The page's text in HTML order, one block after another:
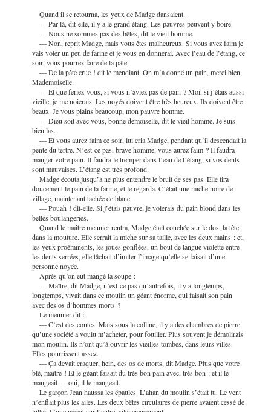
Quand il se retourna, les yeux de Madge dansaient.
— Par là, dit-elle, il y a le grand étang. Les pauvres peuvent y boire.
— Nous ne sommes pas des bêtes, dit le vieil homme.
— Non, reprit Madge, mais vous êtes malheureux. Si vous avez faim je
vais voler un peu de farine et je vous en donnerai. Avec l’eau de l’étang, ce
soir, vous pourrez faire de la pâte.
— De la pâte crue ! dit le mendiant. On m’a donné un pain, merci bien,
Mademoiselle.
— Et que feriez-vous, si vous n’aviez pas de pain ? Moi, si j’étais aussi
vieille, je me noierais. Les noyés doivent être très heureux. Ils doivent être
beaux. Je vous plains beaucoup, mon pauvre homme.
— Dieu soit avec vous, bonne demoiselle, dit le vieil homme. Je suis
bien las.
— Et vous aurez faim ce soir, lui cria Madge, pendant qu’il descendait la
pente du tertre. N’est-ce pas, brave homme, vous aurez faim ? Il faudra
manger votre pain. Il faudra le tremper dans l’eau de l’étang, si vos dents
sont mauvaises. L’étang est très profond.
Madge écouta jusqu’à ne plus entendre le bruit de ses pas. Elle tira
doucement le pain de la farine, et le regarda. C’était une miche noire de
village, maintenant tachée de blanc.
— Pouah ! dit-elle. Si j’étais pauvre, je volerais du pain blond dans les
belles boulangeries.
Quand le maître meunier rentra, Madge était couchée sur le dos, la tête
dans la mouture. Elle serrait la miche sur sa taille, avec les deux mains ; et,
les yeux proéminents, les joues gonflées, un bout de langue violette entre
les dents serrées, elle tâchait d’imiterl’image qu’elle se faisait d’une
personne noyée.
Après qu’on eut mangé la soupe :
— Maître, dit Madge, n’est-ce pas qu’autrefois, il y a longtemps,
longtemps, vivait dans ce moulin un géant énorme, qui faisait son pain
avec des os d’hommes morts ?
Le meunier dit :
— C’est des contes. Mais sous la colline, il y a des chambres de pierre
qu’une société a voulu m’acheter, pour fouiller. Plus souvent je démolirais
mon moulin. Ils n’ont qu’à ouvrir les vieilles tombes, dans leurs villes.
Elles pourrissent assez.
— Ça devait craquer, hein, des os de morts, dit Madge. Plus que votre
blé, maître ! Et le géant faisait du très bon pain avec, très bon : et il le
mangeait — oui, il le mangeait.
Le garçon Jean haussa les épaules. L’ahan du moulin s’était tu. Le vent
n’enflait plus les ailes. Les deux bêtes circulaires de pierreavaient cessé de